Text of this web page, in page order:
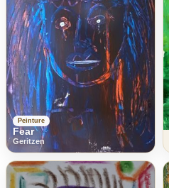
Peinture
Fear
Geritzen